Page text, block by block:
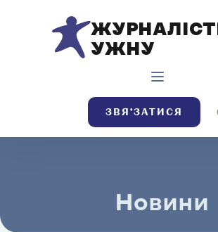
УЖНУ
ЗВЯ’ЗАТИСЯ
Новини